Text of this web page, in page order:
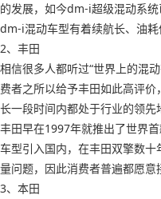
的发展，如今dm-i超级混动系
dm-i混动车型有着续航长、油耗
2、丰田
相信很多人都听过“世界上的混
费者之所以给予丰田如此高评
长一段时间内都处于行业的领先
丰田早在1997年就推出了世界
车型引入国内，在丰田双擎数
量问题，因此消费者普遍都愿意
3、本田